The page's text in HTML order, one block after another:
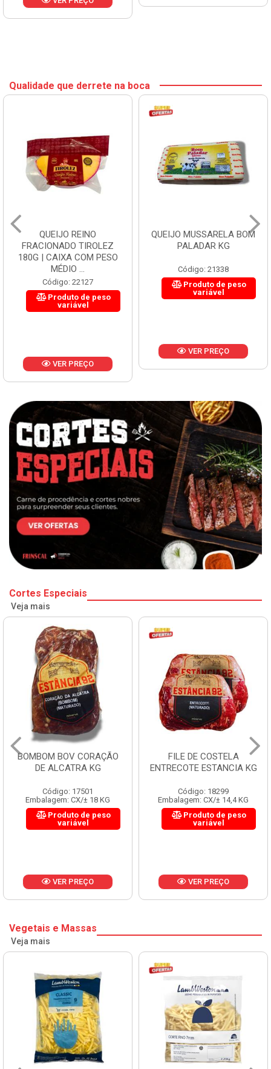
Qualidade que derrete na boca
QUEIJO REINO
FRACIONADO TIROLEZ
180G | CAIXA COM PESO
MÉDIO ...
Código: 22127
Produto de peso
variável
VER PREÇO
QUEIJO MUSSARELA BOM
PALADAR KG
Código: 21338
Produto de peso
variável
VER PREÇO
Cortes Especiais
Veja mais
BOMBOM BOV CORAÇÃO
DE ALCATRA KG
Código: 17501
Embalagem: CX/± 18 KG
Produto de peso
variável
VER PREÇO
FILE DE COSTELA
ENTRECOTE ESTANCIA KG
Código: 18299
Embalagem: CX/± 14,4 KG
Produto de peso
variável
VER PREÇO
Vegetais e Massas
Veja mais